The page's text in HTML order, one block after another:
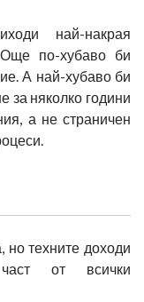
най-накрая
Още по-хубаво би
А най-хубаво би
за няколко години
а не страничен
но техните доходи
от всички